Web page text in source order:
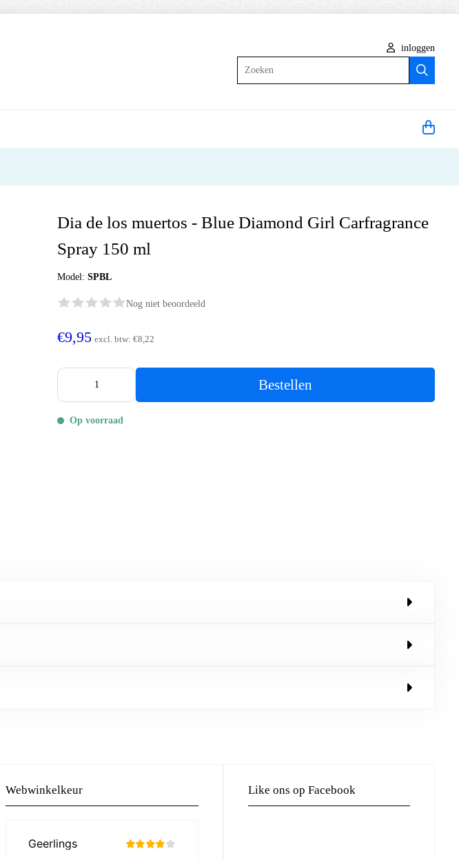
inloggen
Dia de los muertos - Blue Diamond Girl Carfragrance
Spray 150 ml
Model:SPBL
Nog niet beoordeeld
€9,95 excl. btw:€8,22
Bestellen
Op voorraad
Webwinkelkeur Like ons op Facebook